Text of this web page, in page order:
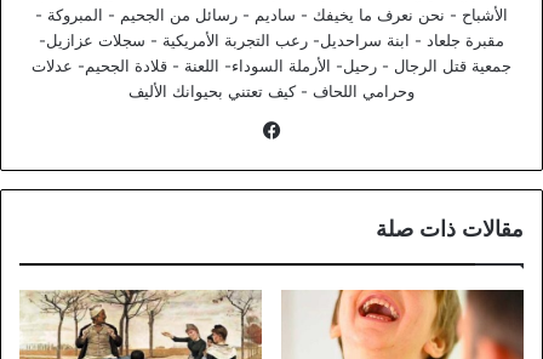
الأشباح - نحن نعرف ما يخيفك - ساديم - رسائل من الجحيم - المبروكة -
مقبرة جلعاد - ابنة سراحديل- رعب التجربة الأمريكية - سجلات عزازيل-
جمعية قتل الرجال - رحيل- الأرملة السوداء- اللعنة - قلادة الجحيم- عدلات
وحرامي اللحاف - كيف تعتني بحيوانك الأليف
مقالات ذات صلة